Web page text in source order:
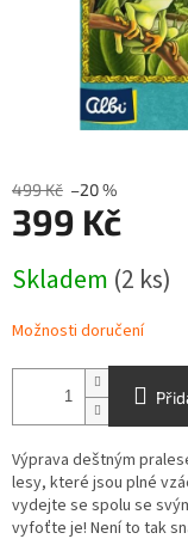
499 Kč –20 %
399 Kč
cena:
Skladem (2 ks)
Možnosti doručení
Výprava deštným
lesy, které jsou plné
vydejte se spolu se
vyfoťte je! Není to tak